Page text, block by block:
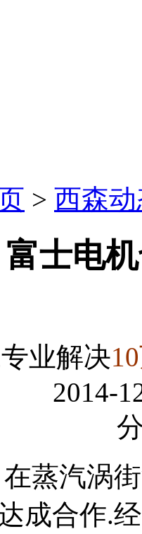
> 西森
士电
业解决
2014-
在蒸汽涡
成合作.